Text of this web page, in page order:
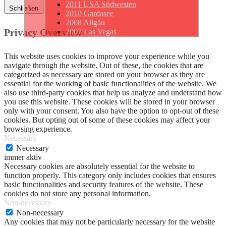
2011 USA Südwesten
2010 Gardasee
2008 Allgäu
2007 Las Vegas
Schließen
Privacy Overview
This website uses cookies to improve your experience while you
navigate through the website. Out of these, the cookies that are
categorized as necessary are stored on your browser as they are
essential for the working of basic functionalities of the website. We
also use third-party cookies that help us analyze and understand how
you use this website. These cookies will be stored in your browser
only with your consent. You also have the option to opt-out of these
cookies. But opting out of some of these cookies may affect your
browsing experience.
Necessary
Necessary
immer aktiv
Necessary cookies are absolutely essential for the website to
function properly. This category only includes cookies that ensures
basic functionalities and security features of the website. These
cookies do not store any personal information.
Non-necessary
Non-necessary
Any cookies that may not be particularly necessary for the website